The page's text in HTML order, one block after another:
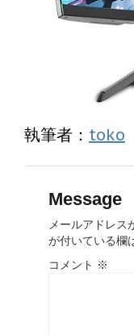
執筆者： toko
Message
メールアドレス
が付いている欄
コメント ※